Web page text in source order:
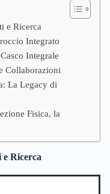
e Ricerca
Integrato
Integrale
Collaborazioni
La Legacy di
Fisica, la
Ricerca